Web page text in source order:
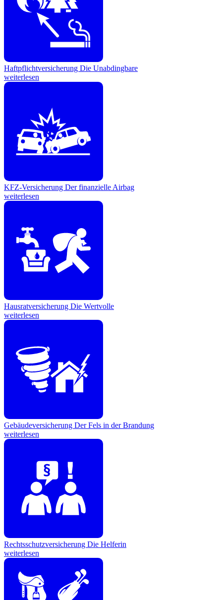
Haftpflichtversicherung Die Unabdingbare
weiterlesen
KFZ-Versicherung Der finanzielle Airbag
weiterlesen
Hausratversicherung Die Wertvolle
weiterlesen
Gebäudeversicherung Der Fels in der Brandung
weiterlesen
Rechtsschutzversicherung Die Helferin
weiterlesen